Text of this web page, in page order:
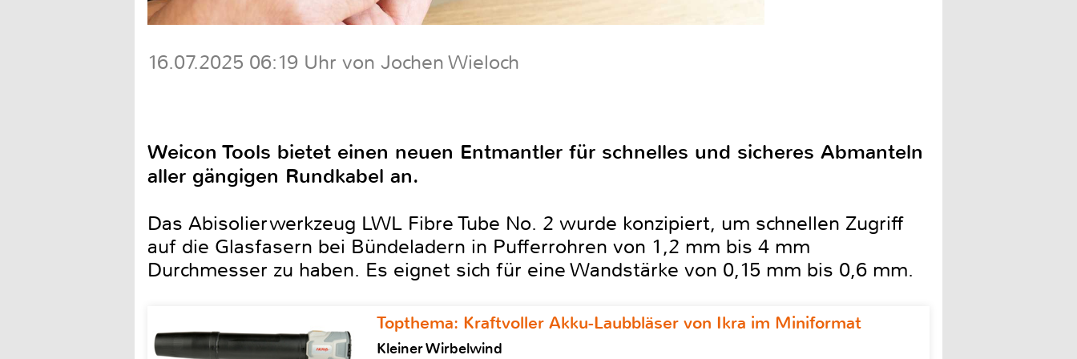
16.07.2025 06:19 Uhr von Jochen Wieloch
Weicon Tools bietet einen neuen Entmantler für schnelles und sicheres Abmanteln
aller gängigen Rundkabel an.
Das Abisolierwerkzeug LWL Fibre Tube No. 2 wurde konzipiert, um schnellen Zugriff
auf die Glasfasern bei Bündeladern in Pufferrohren von 1,2 mm bis 4 mm
Durchmesser zu haben. Es eignet sich für eine Wandstärke von 0,15 mm bis 0,6 mm.
Topthema: Kraftvoller Akku-Laubbläser von Ikra im Miniformat
Kleiner Wirbelwind